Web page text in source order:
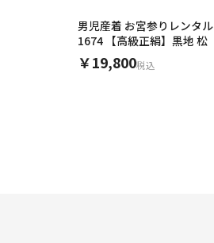
男児産着 お宮参りレンタル
1674 【高級正絹】黒地 松
￥19,800税込